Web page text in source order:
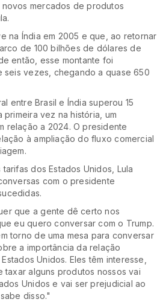
mercados de produtos
na Índia em 2005 e que, ao retornar
de 100 bilhões de dólares de
então, esse montante foi
seis vezes, chegando a quase 650
entre Brasil e Índia superou 15
vez na história, um
relação a 2024. O presidente
à ampliação do fluxo comercial
dos Estados Unidos, Lula
com o presidente
que a gente dê certo nos
eu quero conversar com o Trump.
torno de uma mesa para conversar
a importância da relação
Unidos. Eles têm interesse,
taxar alguns produtos nossos vai
Unidos e vai ser prejudicial ao
disso."